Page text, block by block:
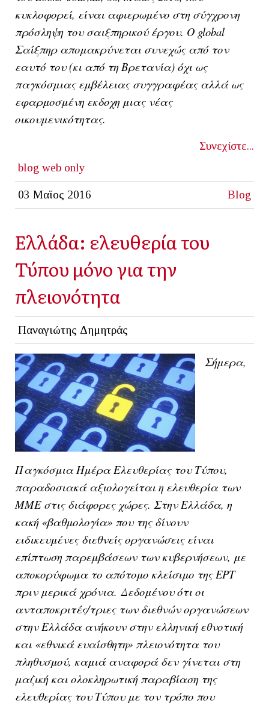
κυκλοφορεί, είναι αφιερωμένο στη σύγχρονη
πρόσληψη του σαιξπηρικού έργου. Ο global
Σαίξπηρ απομακρύνεται συνεχώς από τον
εαυτό του (κι από τη Βρετανία) όχι ως
παγκόσμιας εμβέλειας συγγραφέας αλλά ως
εφαρμοσμένη εκδοχη μιας νέας
οικουμενικότητας.
Συνεχίστε...
blog web only
03 Μαϊος 2016 Blog
Ελλάδα: ελευθερία του
Τύπου μόνο για την
πλειονότητα
Παναγιώτης Δημητράς
Σήμερα,
Παγκόσμια Ημέρα Ελευθερίας του Τύπου,
παραδοσιακά αξιολογείται η ελευθερία των
ΜΜΕ στις διάφορες χώρες. Στην Ελλάδα, η
κακή «βαθμολογία» που της δίνουν
ειδικευμένες διεθνείς οργανώσεις είναι
επίπτωση παρεμβάσεων των κυβερνήσεων, με
αποκορύφωμα το απότομο κλείσιμο της ΕΡΤ
πριν μερικά χρόνια. Δεδομένου ότι οι
ανταποκριτές/τριες των διεθνών οργανώσεων
στην Ελλάδα ανήκουν στην ελληνική εθνοτική
και «εθνικά ευαίσθητη» πλειονότητα του
πληθυσμού, καμιά αναφορά δεν γίνεται στη
μαζική και ολοκληρωτική παραβίαση της
ελευθερίας του Τύπου με τον τρόπο που